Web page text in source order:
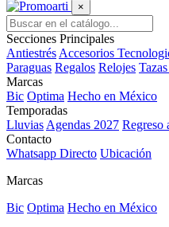
×
Secciones Principales
Antiestrés Accesorios
Paraguas Regalos Relojes
Marcas
Bic Optima Hecho en México
Temporadas
Lluvias Agendas 2027 Regreso
Contacto
Whatsapp Directo Ubicación
Marcas
Bic Optima Hecho en México